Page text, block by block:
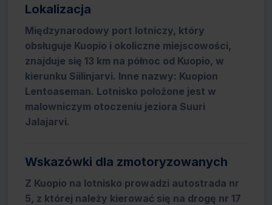
Lokalizacja
Międzynarodowy port lotniczy, który
obsługuje Kuopio i okoliczne miejscowości,
znajduje się 13 km na północ od Kuopio, w
kierunku Siilinjarvi. Inne nazwy: Kuopion
Lentoaseman. Lotnisko położone jest w
malowniczym otoczeniu jeziora Suuri
Jalajarvi.
Wskazówki dla zmotoryzowanych
Z Kuopio na lotnisko prowadzi autostrada nr
5, z której należy kierować się na drogę nr 17